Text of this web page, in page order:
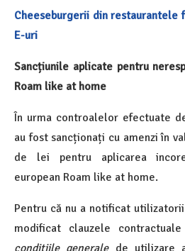
Cheeseburgerii din restaurantele
E-uri
Sancțiunile aplicate pentru
Roam like at home
În urma controalelor efectuate
au fost sancționați cu amenzi în
de lei pentru aplicarea
european Roam like at home.
Pentru că nu a notificat
modificat clauzele